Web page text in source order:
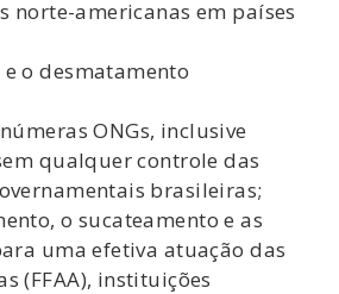
norte-americanas em países
o desmatamento
ONGs, inclusive
qualquer controle das
brasileiras;
o sucateamento e as
uma efetiva atuação das
(FFAA), instituições